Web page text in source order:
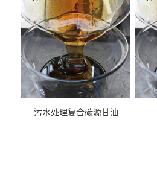
污水处理复合碳源甘油